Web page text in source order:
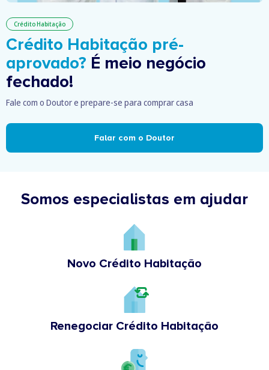
Crédito Habitação
Crédito Habitação pré-
aprovado? É meio negócio
fechado!
Fale com o Doutor e prepare-se para comprar casa
Falar com o Doutor
Somos especialistas em ajudar
Novo Crédito Habitação
Renegociar Crédito Habitação